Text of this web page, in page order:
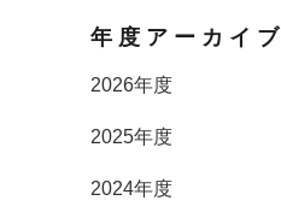
年度アーカイブ
2026年度
2025年度
2024年度